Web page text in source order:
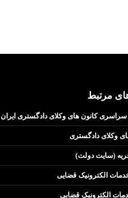
مرتبط
سراسری کانون های وکلای دادگستری ایران
وکلای دادگستری
(سایت دولت)
الکترونیک قضایی
الکترونیک قضایی